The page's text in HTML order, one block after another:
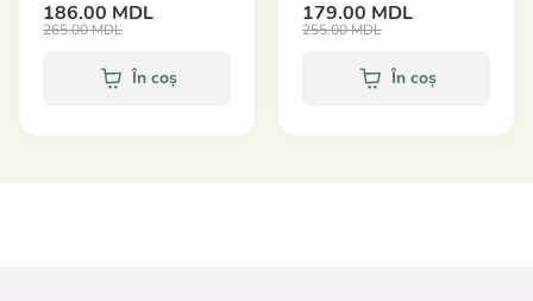
186.00 MDL
265.00 MDL
În coș
179.00 MDL
255.00 MDL
În coș